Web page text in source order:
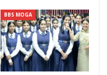
BBS MOGA